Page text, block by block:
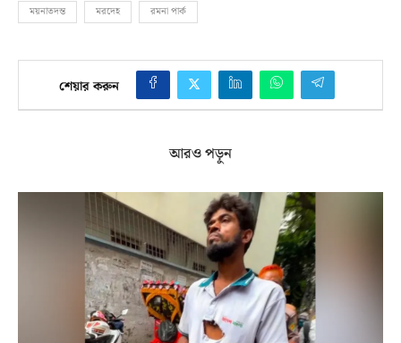
ময়নাতদন্ত মরদেহ রমনা পার্ক
শেয়ার করুন
আরও পড়ুন